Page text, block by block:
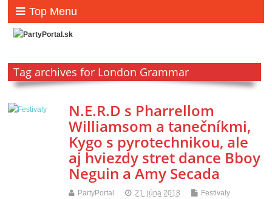
Top Menu
Tag archives for London Grammar
N.E.R.D s Pharrellom
Williamsom a tanečníkmi,
Kygo s pyrotechnikou, ale
aj hviezdy stret dance Bboy
Neguin a Amy Secada
PartyPortal 21. júna 2018 Festivaly